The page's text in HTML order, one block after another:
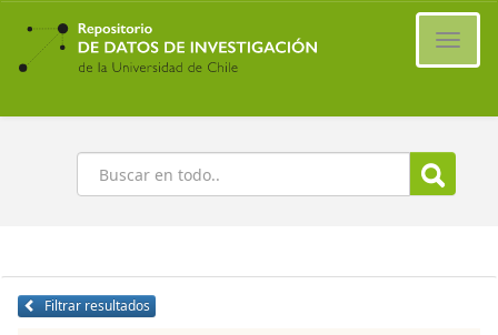
Ir
contenido
principal
Buscar
Filtrar resultados